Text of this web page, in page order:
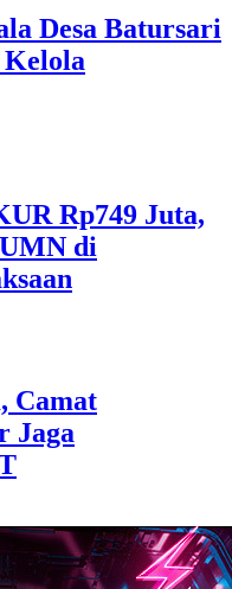
Desa Batursari
Rp749 Juta,
di
Camat
Jaga